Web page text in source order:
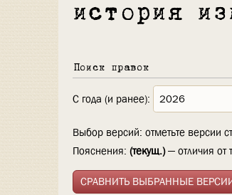
история
Поиск правок
С года (и ранее):
Выбор версий: отметьте версии
Пояснения: (текущ.)— отличия от